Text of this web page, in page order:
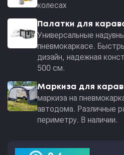
колесах
Палатки для
Универсальные
пневмокаркасе.
дизайн, надежная
500 см.
Маркиза для
маркиза на
автодома. Различные
периметру. В наличии.